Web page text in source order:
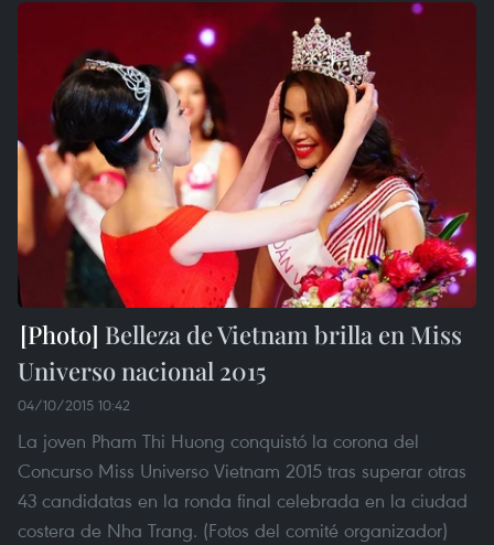
Belleza de Vietnam brilla en Miss
Universo nacional 2015
04/10/2015 10:42
La joven Pham Thi Huong conquistó la corona del
Concurso Miss Universo Vietnam 2015 tras superar otras
43 candidatas en la ronda final celebrada en la ciudad
costera de Nha Trang. (Fotos del comité organizador)